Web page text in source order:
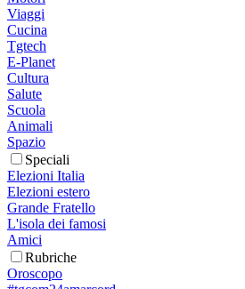
Viaggi
Cucina
Tgtech
E-Planet
Cultura
Salute
Scuola
Animali
Spazio
Speciali
Elezioni Italia
Elezioni estero
Grande Fratello
L'isola dei famosi
Amici
Rubriche
Oroscopo